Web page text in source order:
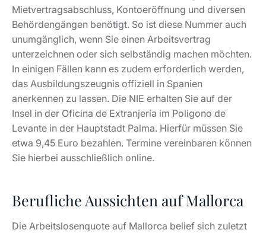
Mietvertragsabschluss, Kontoeröffnung und diversen
Behördengängen benötigt. So ist diese Nummer auch
unumgänglich, wenn Sie einen Arbeitsvertrag
unterzeichnen oder sich selbständig machen möchten.
In einigen Fällen kann es zudem erforderlich werden,
das Ausbildungszeugnis offiziell in Spanien
anerkennen zu lassen. Die NIE erhalten Sie auf der
Insel in der Oficina de Extranjería im Poligono de
Levante in der Hauptstadt Palma. Hierfür müssen Sie
etwa 9,45 Euro bezahlen. Termine vereinbaren können
Sie hierbei ausschließlich online.
Berufliche Aussichten auf Mallorca
Die Arbeitslosenquote auf Mallorca belief sich zuletzt